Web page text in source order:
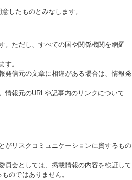
したものとみなします。
。ただし、すべての国や関係機関を網羅
。
信元の文章に相違がある場合は、情報発
報元のURLや記事内のリンクについて
がリスクコミュニケーションに資するもの
会としては、掲載情報の内容を検証して
のではありません。